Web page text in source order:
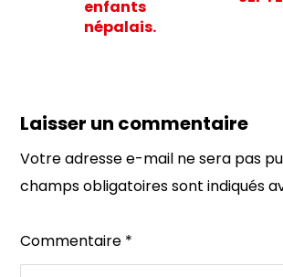
enfants
népalais.
Laisser un commentaire
Votre adresse e-mail ne sera pas
champs obligatoires sont indiqués
Commentaire *